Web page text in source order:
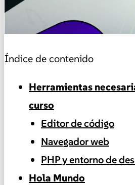
Índice de contenido
Herramientas
curso
Editor de código
Navegador web
PHP y entorno de
Hola Mundo